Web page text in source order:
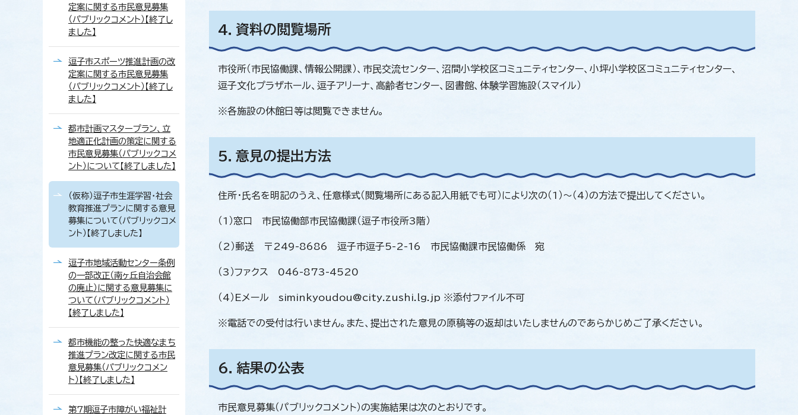
4．資料の閲覧場所
市役所（市民協働課、情報公開課）、市民交流センター、沼間小学校区コミュニティセンター、小坪小学校区コミュニティセンター、
逗子文化プラザホール、逗子アリーナ、高齢者センター、図書館、体験学習施設（スマイル）
※各施設の休館日等は閲覧できません。
5．意見の提出方法
住所・氏名を明記のうえ、任意様式（閲覧場所にある記入用紙でも可）により次の（1）～（4）の方法で提出してください。
（1）窓口 市民協働部市民協働課（逗子市役所3階）
（2）郵送 〒249-8686 逗子市逗子5-2-16 市民協働課市民協働係 宛
（3）ファクス 046-873-4520
（4）Eメール siminkyoudou@city.zushi.lg.jp ※添付ファイル不可
※電話での受付は行いません。また、提出された意見の原稿等の返却はいたしませんのであらかじめご了承ください。
6．結果の公表
市民意見募集（パブリックコメント）の実施結果は次のとおりです。
定案に関する市民意見募集
（パブリックコメント）【終了し
ました】
逗子市スポーツ推進計画の改
定案に関する市民意見募集
（パブリックコメント）【終了し
ました】
都市計画マスタープラン、立
地適正化計画の策定に関する
市民意見募集（パブリックコメ
ント）について【終了しました】
（仮称）逗子市生涯学習・社会
教育推進プランに関する意見
募集について（パブリックコメ
ント）【終了しました】
逗子市地域活動センター条例
の一部改正（南ヶ丘自治会館
の廃止）に関する意見募集に
ついて（パブリックコメント）
【終了しました】
都市機能の整った快適なまち
推進プラン改定に関する市民
意見募集（パブリックコメン
ト）【終了しました】
第7期逗子市障がい福祉計